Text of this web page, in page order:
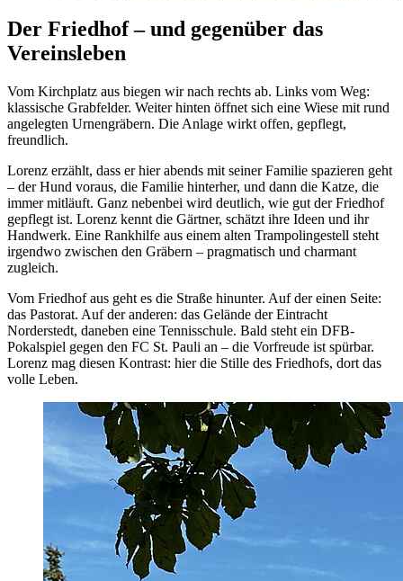
Der Friedhof – und gegenüber das
Vereinsleben
Vom Kirchplatz aus biegen wir nach rechts ab. Links vom Weg:
klassische Grabfelder. Weiter hinten öffnet sich eine Wiese mit rund
angelegten Urnengräbern. Die Anlage wirkt offen, gepflegt,
freundlich.
Lorenz erzählt, dass er hier abends mit seiner Familie spazieren geht
– der Hund voraus, die Familie hinterher, und dann die Katze, die
immer mitläuft. Ganz nebenbei wird deutlich, wie gut der Friedhof
gepflegt ist. Lorenz kennt die Gärtner, schätzt ihre Ideen und ihr
Handwerk. Eine Rankhilfe aus einem alten Trampolingestell steht
irgendwo zwischen den Gräbern – pragmatisch und charmant
zugleich.
Vom Friedhof aus geht es die Straße hinunter. Auf der einen Seite:
das Pastorat. Auf der anderen: das Gelände der Eintracht
Norderstedt, daneben eine Tennisschule. Bald steht ein DFB-
Pokalspiel gegen den FC St. Pauli an – die Vorfreude ist spürbar.
Lorenz mag diesen Kontrast: hier die Stille des Friedhofs, dort das
volle Leben.